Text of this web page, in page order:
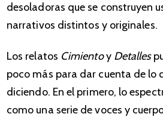
desoladoras que se construyen
narrativos distintos y originales.
Los relatos Cimientoy Detalles
poco más para dar cuenta de lo
diciendo. En el primero, lo
como una serie de voces y